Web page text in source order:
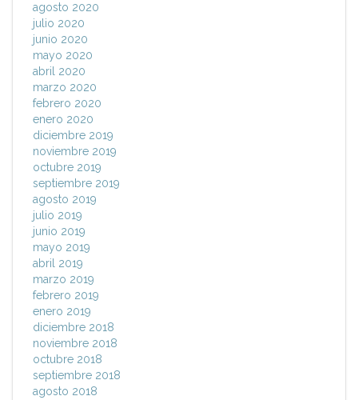
agosto 2020
julio 2020
junio 2020
mayo 2020
abril 2020
marzo 2020
febrero 2020
enero 2020
diciembre 2019
noviembre 2019
octubre 2019
septiembre 2019
agosto 2019
julio 2019
junio 2019
mayo 2019
abril 2019
marzo 2019
febrero 2019
enero 2019
diciembre 2018
noviembre 2018
octubre 2018
septiembre 2018
agosto 2018